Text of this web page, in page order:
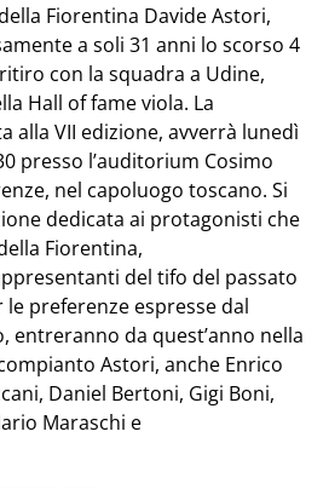
Fiorentina Davide Astori,
a soli 31 anni lo scorso 4
con la squadra a Udine,
Hall of fame viola. La
alla VII edizione, avverrà lunedì
presso l’auditorium Cosimo
nel capoluogo toscano. Si
dedicata ai protagonisti che
Fiorentina,
del tifo del passato
preferenze espresse dal
entreranno da quest’anno nella
Astori, anche Enrico
Daniel Bertoni, Gigi Boni,
Maraschi e